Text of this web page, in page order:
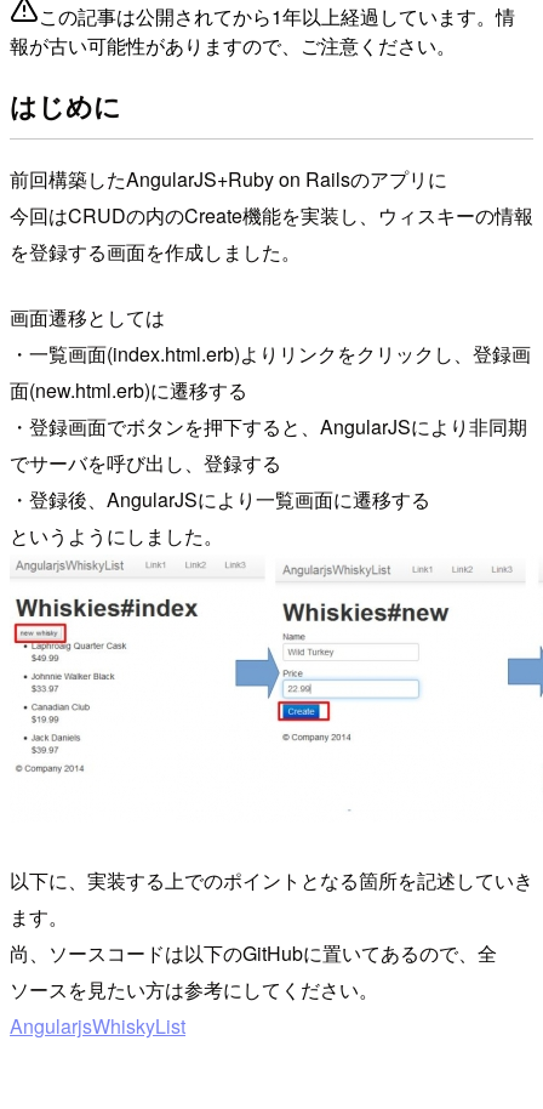
この記事は公開されてから1年以上経過しています。情
報が古い可能性がありますので、ご注意ください。
はじめに
前回構築したAngularJS+Ruby on Railsのアプリに
今回はCRUDの内のCreate機能を実装し、ウィスキーの情報
を登録する画面を作成しました。
画面遷移としては
・一覧画面(index.html.erb)よりリンクをクリックし、登録画
面(new.html.erb)に遷移する
・登録画面でボタンを押下すると、AngularJSにより非同期
でサーバを呼び出し、登録する
・登録後、AngularJSにより一覧画面に遷移する
というようにしました。
以下に、実装する上でのポイントとなる箇所を記述していき
ます。
尚、ソースコードは以下のGitHubに置いてあるので、全
ソースを見たい方は参考にしてください。
AngularjsWhiskyList